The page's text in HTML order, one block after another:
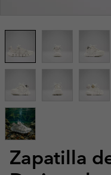
Zapatilla